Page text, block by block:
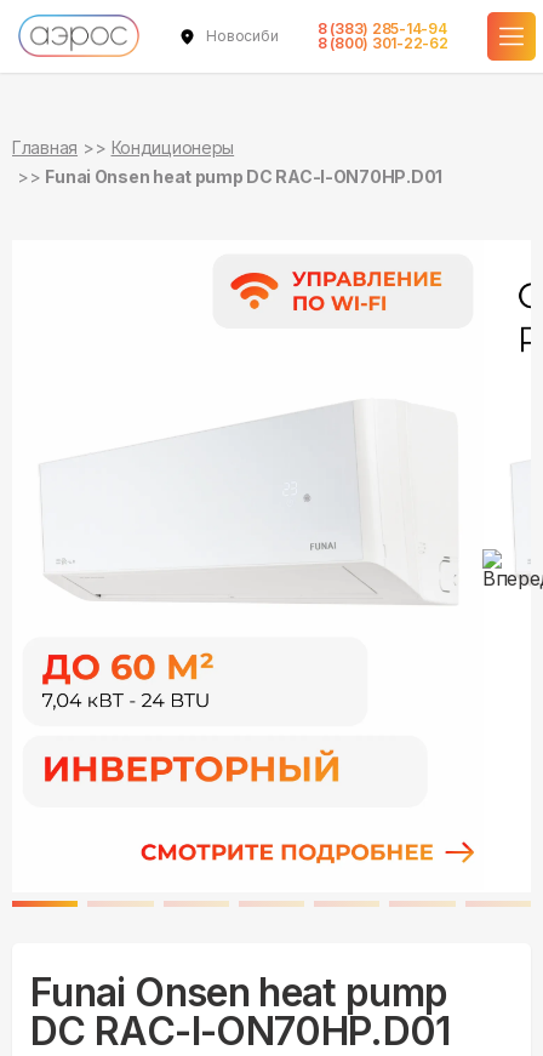
Новосибирск
8 (383) 285-14-94
8 (800) 301-22-62
Главная
Кондиционеры
Funai Onsen heat pump DC RAC-I-ON70HP.D01
Funai Onsen heat pump
DC RAC-I-ON70HP.D01
в наличии
в наличии